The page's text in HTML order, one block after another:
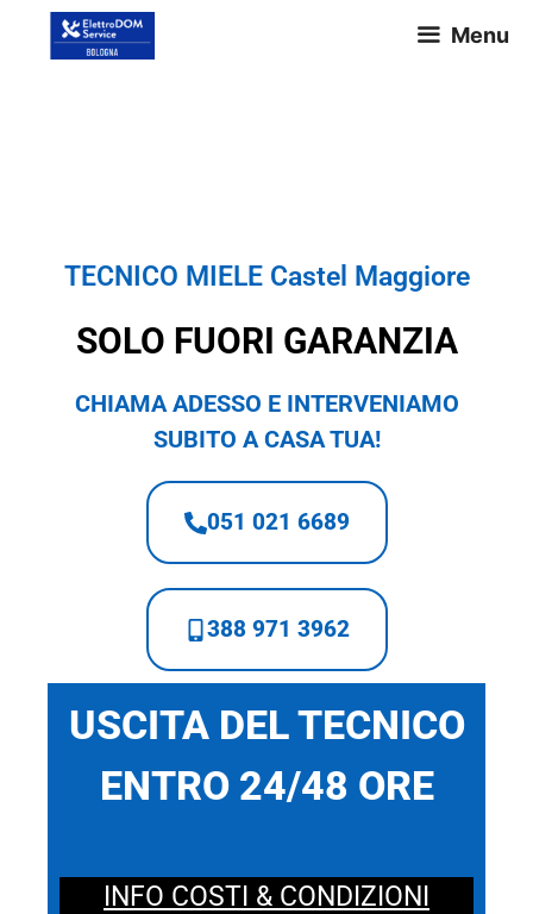
Menu
TECNICO MIELE Castel Maggiore
SOLO FUORI GARANZIA
CHIAMA ADESSO E INTERVENIAMO
SUBITO A CASA TUA!
051 021 6689
388 971 3962
USCITA DEL TECNICO
ENTRO 24/48 ORE
INFO COSTI & CONDIZIONI